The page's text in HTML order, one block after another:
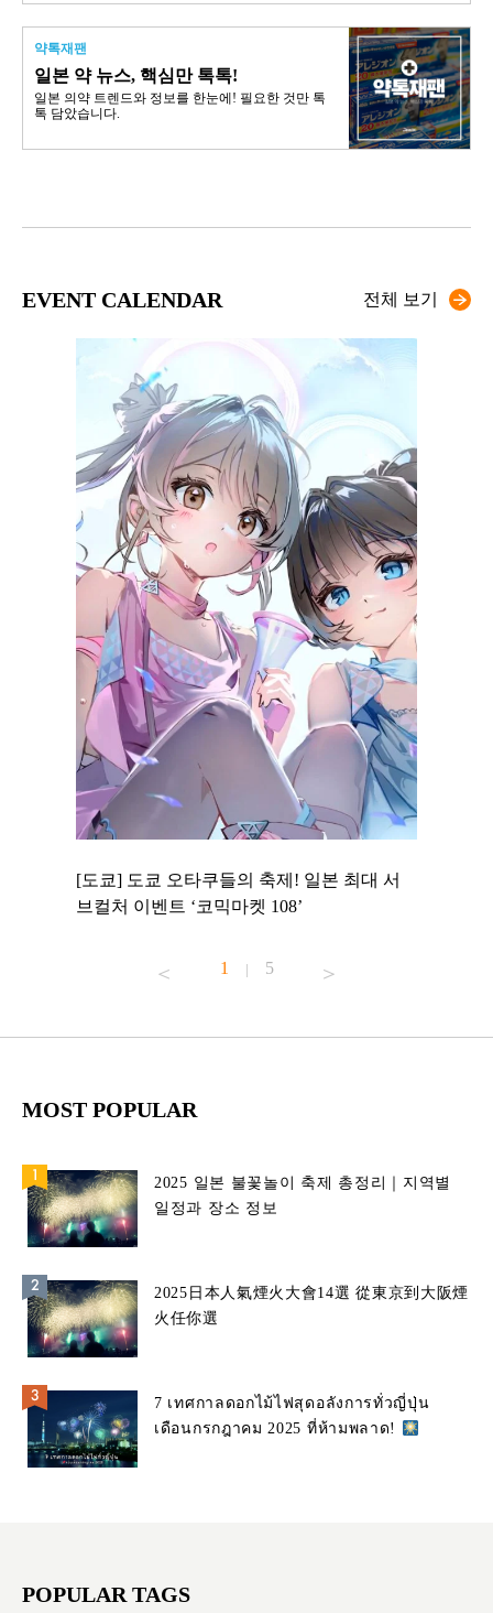
약톡재팬
일본 약 뉴스, 핵심만 톡톡!
일본 의약 트렌드와 정보를 한눈에! 필요한 것만 톡
톡 담았습니다.
EVENT CALENDAR 전체 보기
[도쿄] 도쿄 오타쿠들의 축제! 일본 최대 서
브컬처 이벤트 ‘코믹마켓 108’
1 | 5
MOST POPULAR
2025 일본 불꽃놀이 축제 총정리｜지역별
일정과 장소 정보
2025日本人氣煙火大會14選 從東京到大阪煙
火任你選
7 เทศกาลดอกไม้ไฟสุดอลังการทั่วญี่ปุ่น
เดือนกรกฎาคม 2025 ที่ห้ามพลาด!
POPULAR TAGS